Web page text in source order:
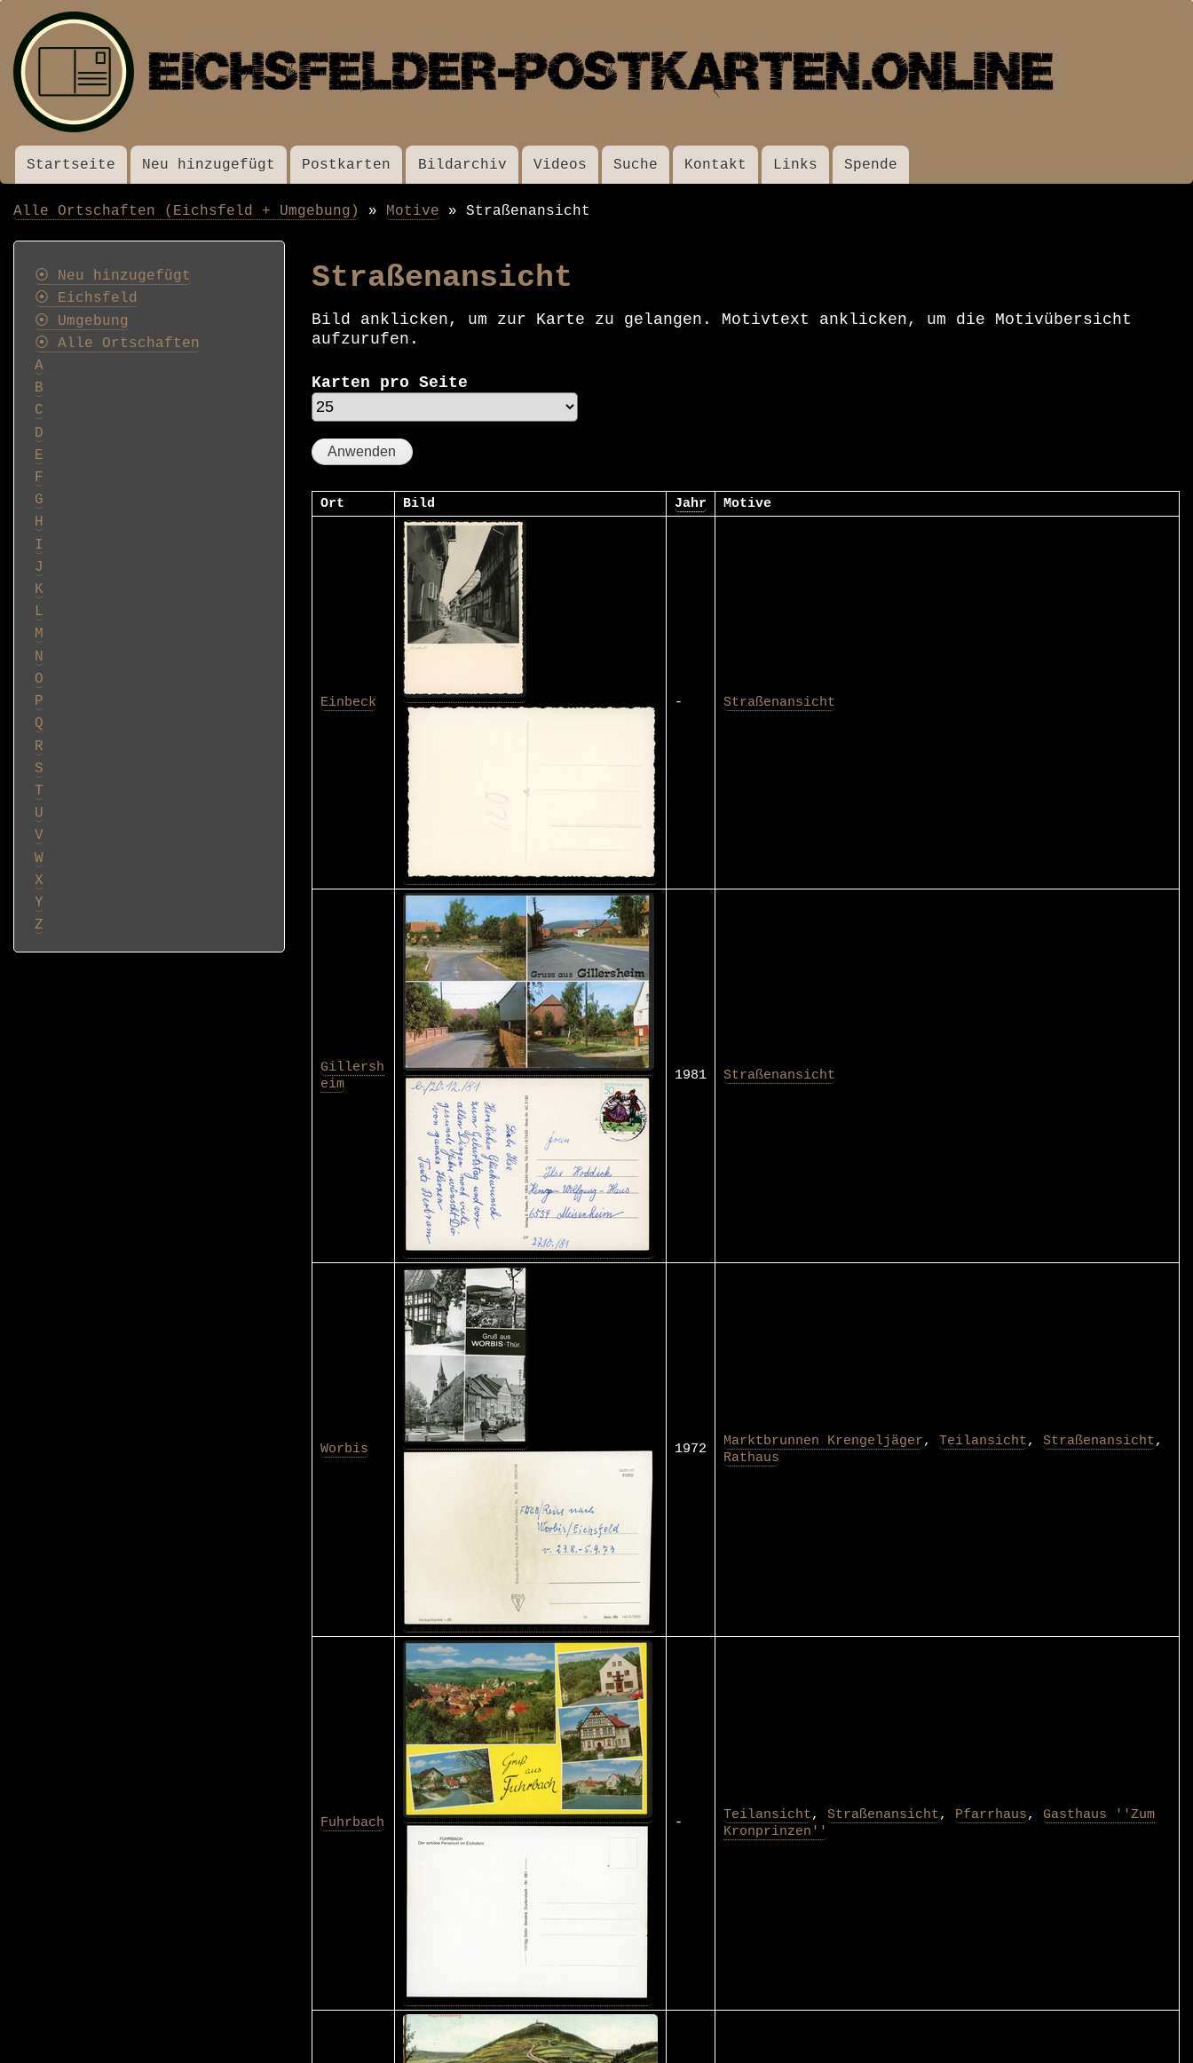
Inhalt
MenüStartseite Neu hinzugefügt Postkarten Bildarchiv Videos Suche Kontakt Links Spende
Alle Ortschaften (Eichsfeld + Umgebung) Motive Straßenansicht
Straßenansicht
Bild anklicken, um zur Karte zu gelangen. Motivtext anklicken, um die Motivübersicht
aufzurufen.
Karten pro Seite
Ort Bild Jahr Motive
Einbeck - Straßenansicht
Gillersh
eim
1981 Straßenansicht
Worbis 1972 Marktbrunnen Krengeljäger, Teilansicht, Straßenansicht,
Rathaus
Fuhrbach - Teilansicht, Straßenansicht, Pfarrhaus, Gasthaus ''Zum
Kronprinzen''
Postkarten
⦿ Neu hinzugefügt
⦿ Eichsfeld
⦿ Umgebung
⦿ Alle Ortschaften
A
B
C
D
E
F
G
H
I
J
K
L
M
N
O
P
Q
R
S
T
U
V
W
X
Y
Z